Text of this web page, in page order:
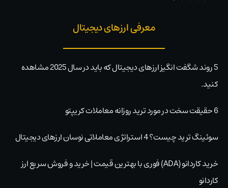
معرفی ارزهای دیجیتال
5 روند شگفت انگیز ارزهای دیجیتال که باید در سال 2025 مشاهده
کنید.
6 حقیقت سخت در مورد ترید روزانه معاملات کریپتو
سوئینگ ترید چیست؟ 4 استراتژی معاملاتی نوسان ارزهای دیجیتال
خرید کاردانو (ADA) فوری با بهترین قیمت | خرید و فروش سریع ارز
کاردانو